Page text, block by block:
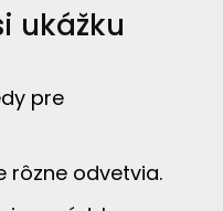
ukážku
pre
rôzne odvetvia.